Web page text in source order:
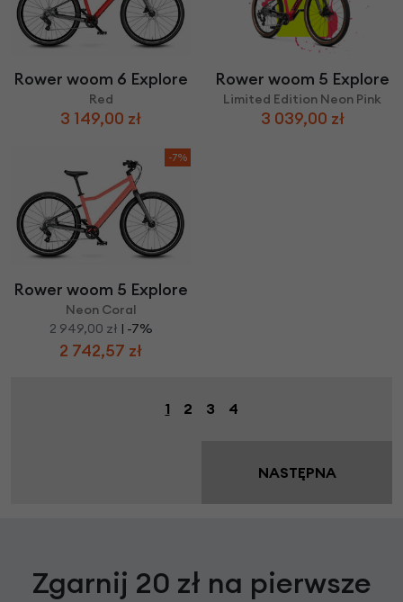
Rower woom 6 Explore
Red
3 149,00 zł
Rower woom 5 Explore
Limited Edition Neon Pink
3 039,00 zł
-7%
Rower woom 5 Explore
Neon Coral
2 949,00 zł | -7%
2 742,57 zł
1 2 3 4
NASTĘPNA
Zgarnij 20 zł na pierwsze